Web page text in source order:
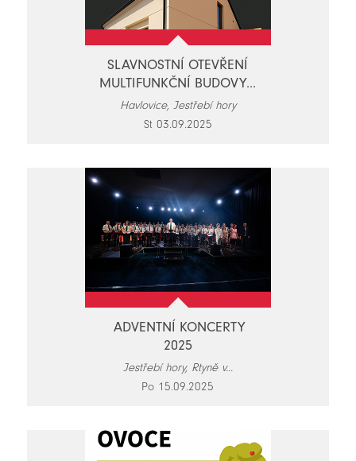
SLAVNOSTNÍ OTEVŘENÍ
MULTIFUNKČNÍ BUDOVY...
Havlovice, Jestřebí hory
St 03.09.2025
ADVENTNÍ KONCERTY
2025
Jestřebí hory, Rtyně v...
Po 15.09.2025